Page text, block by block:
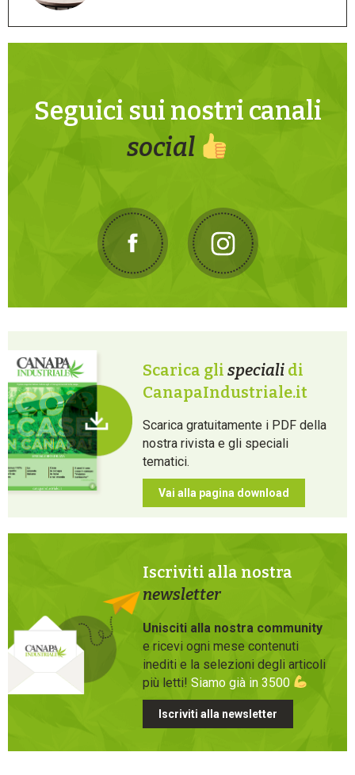
Seguici sui nostri canali
social
Scarica gli speciali di
CanapaIndustriale.it
Scarica gratuitamente i PDF della
nostra rivista e gli speciali
tematici.
Vai alla pagina download
Iscriviti alla nostra
newsletter
Unisciti alla nostra community
e ricevi ogni mese contenuti
inediti e la selezioni degli articoli
più letti! Siamo già in 3500
Iscriviti alla newsletter